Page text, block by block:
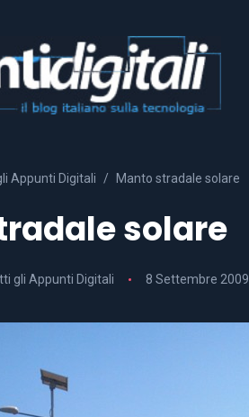
Appunti Digitali Manto stradale solare
solare
gli Appunti Digitali 8 Settembre 2009